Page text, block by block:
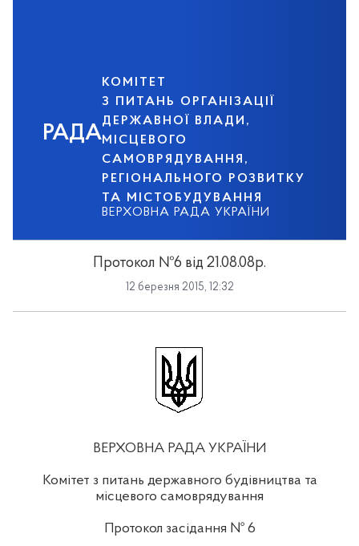
РАДА
КОМІТЕТ
З ПИТАНЬ ОРГАНІЗАЦІЇ
ДЕРЖАВНОЇ ВЛАДИ,
МІСЦЕВОГО
САМОВРЯДУВАННЯ,
РЕГІОНАЛЬНОГО РОЗВИТКУ
ТА МІСТОБУДУВАННЯ
ВЕРХОВНА РАДА УКРАЇНИ
Протокол №6 від 21.08.08р.
12 березня 2015, 12:32
ВЕРХОВНА РАДА УКРАЇНИ
Комітет з питань державного будівництва та
місцевого самоврядування
Протокол засідання № 6